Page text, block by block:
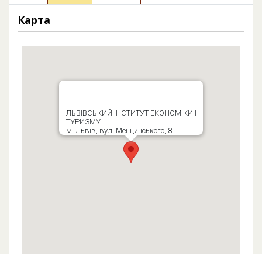
Карта
ЛЬВІВСЬКИЙ ІНСТИТУТ ЕКОНОМІКИ І
ТУРИЗМУ
м. Львів, вул. Менцинського, 8